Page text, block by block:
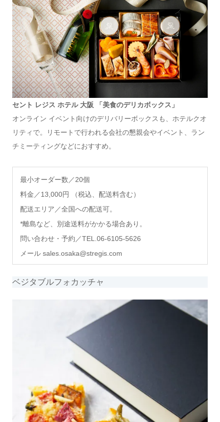
セント レジス ホテル 大阪 「美食のデリカボックス」
オンライン イベント向けのデリバリーボックスも、ホテルクオ
リティで。リモートで行われる会社の懇親会やイベント、ラン
チミーティングなどにおすすめ。
最小オーダー数／20個
料金 ／13,000円 （税込、配送料含む）
配送エリア ／全国への配送可。
*離島など、別途送料がかかる場合あり。
問い合わせ・予約／TEL.06-6105-5626
メール sales.osaka@stregis.com
ベジタブルフォカッチャ